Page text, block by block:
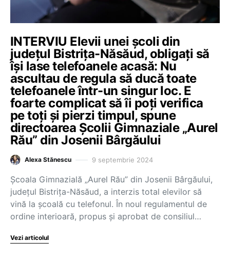
INTERVIU Elevii unei școli din
județul Bistrița-Năsăud, obligați să
își lase telefoanele acasă: Nu
ascultau de regula să ducă toate
telefoanele într-un singur loc. E
foarte complicat să îi poți verifica
pe toți și pierzi timpul, spune
directoarea Școlii Gimnaziale „Aurel
Rău” din Josenii Bârgăului
Alexa Stănescu 9 septembrie 2024
Școala Gimnazială „Aurel Rău” din Josenii Bârgăului,
județul Bistrița-Năsăud, a interzis total elevilor să
vină la școală cu telefonul. În noul regulamentul de
ordine interioară, propus și aprobat de consiliul…
Vezi articolul